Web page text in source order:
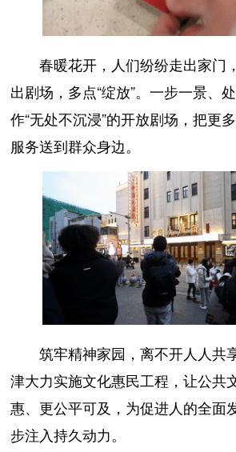
春暖花开，人们纷纷走出家门
出剧场，多点“绽放”。一步一景、
作“无处不沉浸”的开放剧场，把更
服务送到群众身边。
筑牢精神家园，离不开人人共
津大力实施文化惠民工程，让公共
惠、更公平可及，为促进人的全面
步注入持久动力。